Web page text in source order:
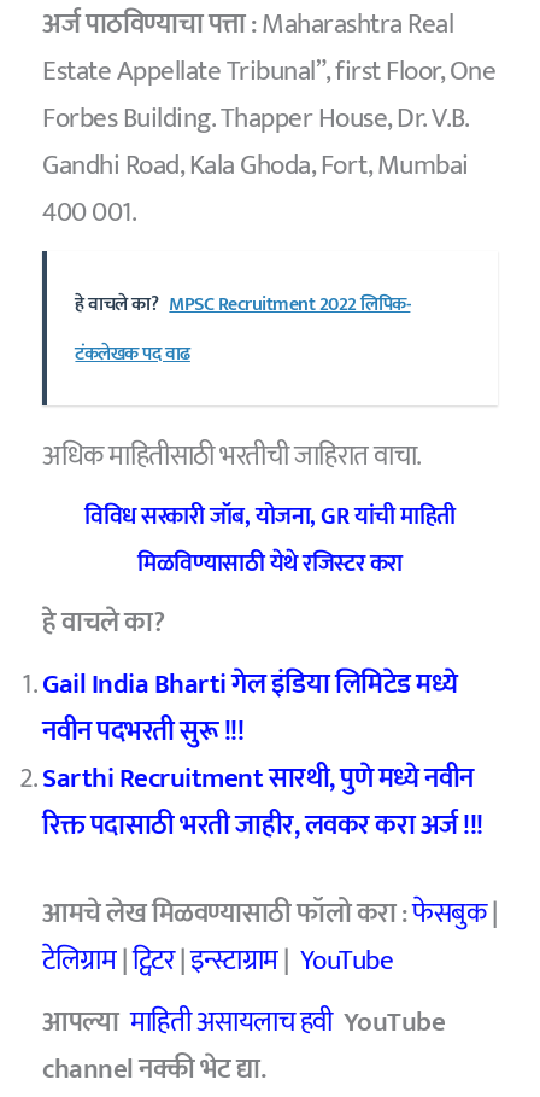
अर्ज पाठविण्याचा पत्ता :Maharashtra Real
Estate Appellate Tribunal”, first Floor, One
Forbes Building. Thapper House, Dr. V.B.
Gandhi Road, Kala Ghoda, Fort, Mumbai
400 001.
हे वाचले का? MPSC Recruitment 2022 लिपिक-
टंकलेखक पद वाढ
अधिक माहितीसाठी भरतीची जाहिरात वाचा.
विविध सरकारी जॉब, योजना, GR यांची माहिती
मिळविण्यासाठी येथे रजिस्टर करा
हे वाचले का?
Gail India Bharti गेल इंडिया लिमिटेड मध्ये
नवीन पदभरती सुरू !!!
Sarthi Recruitment सारथी, पुणे मध्ये नवीन
रिक्त पदासाठी भरती जाहीर, लवकर करा अर्ज !!!
आमचे लेख मिळवण्यासाठी फॉलो करा :फेसबुक|
टेलिग्राम|ट्विटर|इन्स्टाग्राम| YouTube
आपल्यामाहिती असायलाच हवी YouTube
channel नक्की भेट द्या.